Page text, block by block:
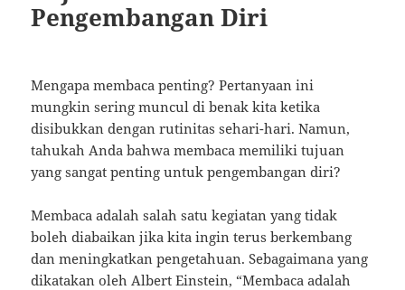
Pengembangan Diri
Mengapa membaca penting? Pertanyaan ini
mungkin sering muncul di benak kita ketika
disibukkan dengan rutinitas sehari-hari. Namun,
tahukah Anda bahwa membaca memiliki tujuan
yang sangat penting untuk pengembangan diri?
Membaca adalah salah satu kegiatan yang tidak
boleh diabaikan jika kita ingin terus berkembang
dan meningkatkan pengetahuan. Sebagaimana yang
dikatakan oleh Albert Einstein, “Membaca adalah